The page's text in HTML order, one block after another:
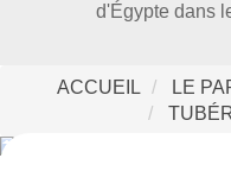
d'Égypte dans
ACCUEIL LE
Notre nouveau